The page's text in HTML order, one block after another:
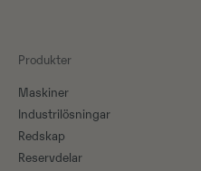
Produkter
Maskiner​
Industrilösningar
Redskap
Reservdelar